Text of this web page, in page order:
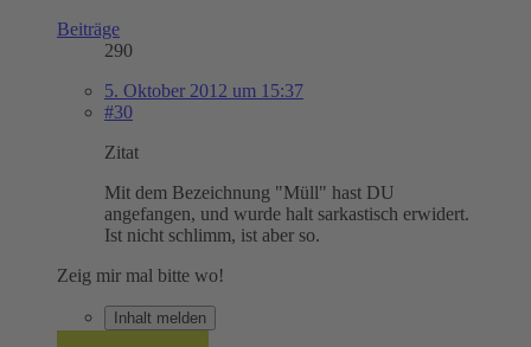
Beiträge
290
5. Oktober 2012 um 15:37
#30
Zitat
Mit dem Bezeichnung "Müll" hast DU
angefangen, und wurde halt sarkastisch erwidert.
Ist nicht schlimm, ist aber so.
Zeig mir mal bitte wo!
Inhalt melden